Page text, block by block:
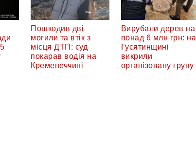
Пошкодив дві
могили та втік з
місця ДТП: суд
покарав водія на
Кременеччині
Вирубали дерев на
понад 6 млн грн: на
Гусятинщині
викрили
організовану групу